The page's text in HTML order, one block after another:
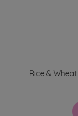
Rice &